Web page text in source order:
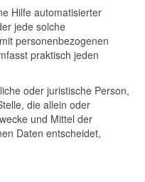
Hilfe automatisierter
jede solche
personenbezogenen
praktisch jeden
oder juristische Person,
die allein oder
und Mittel der
Daten entscheidet,